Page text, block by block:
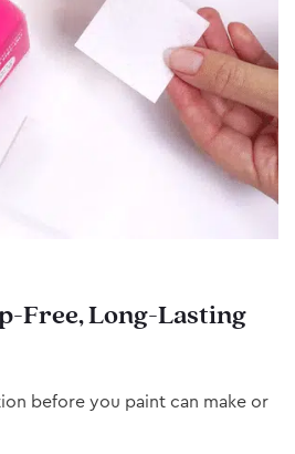
Free, Long-Lasting
before you paint can make or